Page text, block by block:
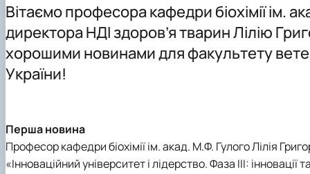
Campus & Facilities
Distinguished Community
Commitments
International Student Support
About Ukraine and Kyiv
Student Life
Projects
Publications & Journals
Legal Framework
Patent & Licensing
Educational & Research Farms
Research Institutes
Regional Colleges and Institutes
Erasmus+ Mobility
International Relations Office
International Projects Office
International Students Office
Press Service
Вітаємо професора кафедри біохімії ім.
директора НДІ здоров’я тварин Лілію
хорошими новинами для факультету
України!
Перша новина
Професор кафедри біохімії ім. акад. М.Ф. Гулого Лілія
«Інноваційний університет і лідерство. Фаза IIІ: